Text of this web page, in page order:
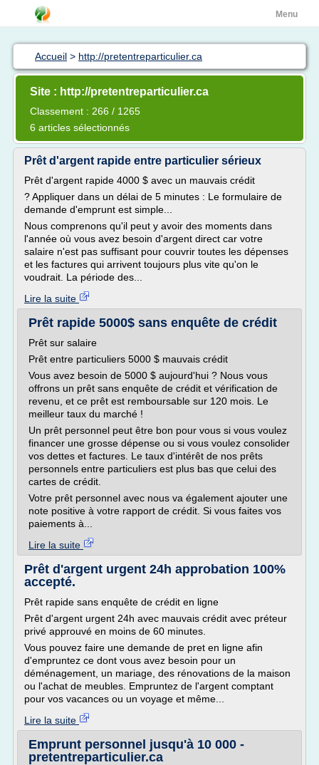
Menu
Accueil > http://pretentreparticulier.ca
Site : http://pretentreparticulier.ca
Classement : 266 / 1265
6 articles sélectionnés
Prêt d'argent rapide entre particulier sérieux
Prêt d'argent rapide 4000 $ avec un mauvais crédit
? Appliquer dans un délai de 5 minutes : Le formulaire de
demande d'emprunt est simple...
Nous comprenons qu'il peut y avoir des moments dans
l'année où vous avez besoin d'argent direct car votre
salaire n'est pas suffisant pour couvrir toutes les dépenses
et les factures qui arrivent toujours plus vite qu'on le
voudrait. La période des...
Lire la suite
Prêt rapide 5000$ sans enquête de crédit
Prêt sur salaire
Prêt entre particuliers 5000 $ mauvais crédit
Vous avez besoin de 5000 $ aujourd'hui ? Nous vous
offrons un prêt sans enquête de crédit et vérification de
revenu, et ce prêt est remboursable sur 120 mois. Le
meilleur taux du marché !
Un prêt personnel peut être bon pour vous si vous voulez
financer une grosse dépense ou si vous voulez consolider
vos dettes et factures. Le taux d'intérêt de nos prêts
personnels entre particuliers est plus bas que celui des
cartes de crédit.
Votre prêt personnel avec nous va également ajouter une
note positive à votre rapport de crédit. Si vous faites vos
paiements à...
Lire la suite
Prêt d'argent urgent 24h approbation 100%
accepté.
Prêt rapide sans enquête de crédit en ligne
Prêt d'argent urgent 24h avec mauvais crédit avec préteur
privé approuvé en moins de 60 minutes.
Vous pouvez faire une demande de pret en ligne afin
d'empruntez ce dont vous avez besoin pour un
déménagement, un mariage, des rénovations de la maison
ou l'achat de meubles. Empruntez de l'argent comptant
pour vos vacances ou un voyage et même...
Lire la suite
Emprunt personnel jusqu'à 10 000 -
pretentreparticulier.ca